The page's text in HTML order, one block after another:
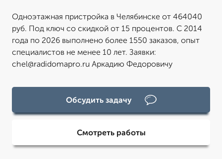
Одноэтажная пристройка в Челябинске от 464040
руб. Под ключ со скидкой от 15 процентов. С 2014
года по 2026 выполнено более 1550 заказов, опыт
специалистов не менее 10 лет. Заявки:
chel@radidomapro.ru Аркадию Федоровичу
Обсудить задачу
Смотреть работы